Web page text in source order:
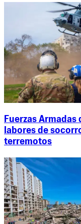
Fuerzas Armadas
labores de
terremotos